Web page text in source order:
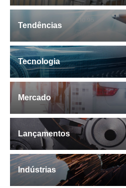
Tendências
Tecnologia
Mercado
Lançamentos
Indústrias